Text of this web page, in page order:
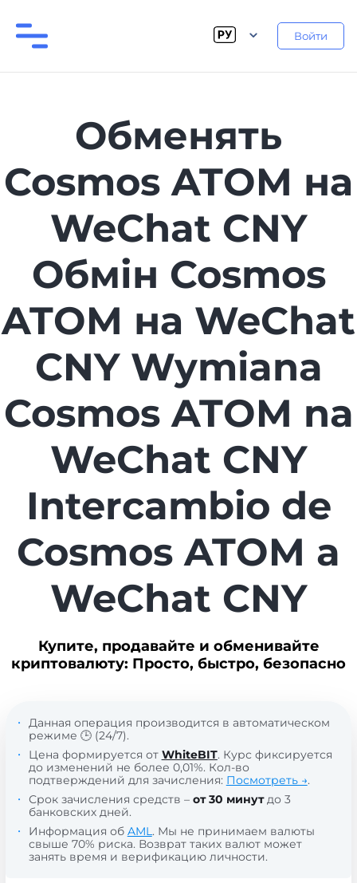
Войти
Обменять
Cosmos ATOM на
WeChat CNY
Обмін Cosmos
ATOM на WeChat
CNY Wymiana
Cosmos ATOM na
WeChat CNY
Intercambio de
Cosmos ATOM a
WeChat CNY
Купите, продавайте и обменивайте
криптовалюту: Просто, быстро, безопасно
Данная операция производится в автоматическом
режиме 🕒 (24/7).
Цена формируется от WhiteBIT. Курс фиксируется
до изменений не более 0,01%. Кол-во
подтверждений для зачисления: Посмотреть →.
Срок зачисления средств – от 30 минутдо 3
банковских дней.
Информация об AML. Мы не принимаем валюты
свыше 70% риска. Возврат таких валют может
занять время и верификацию личности.